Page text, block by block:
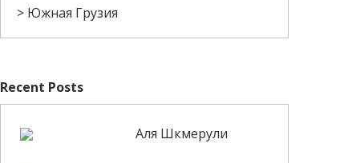
Южная Грузия
Recent Posts
Аля Шкмерули